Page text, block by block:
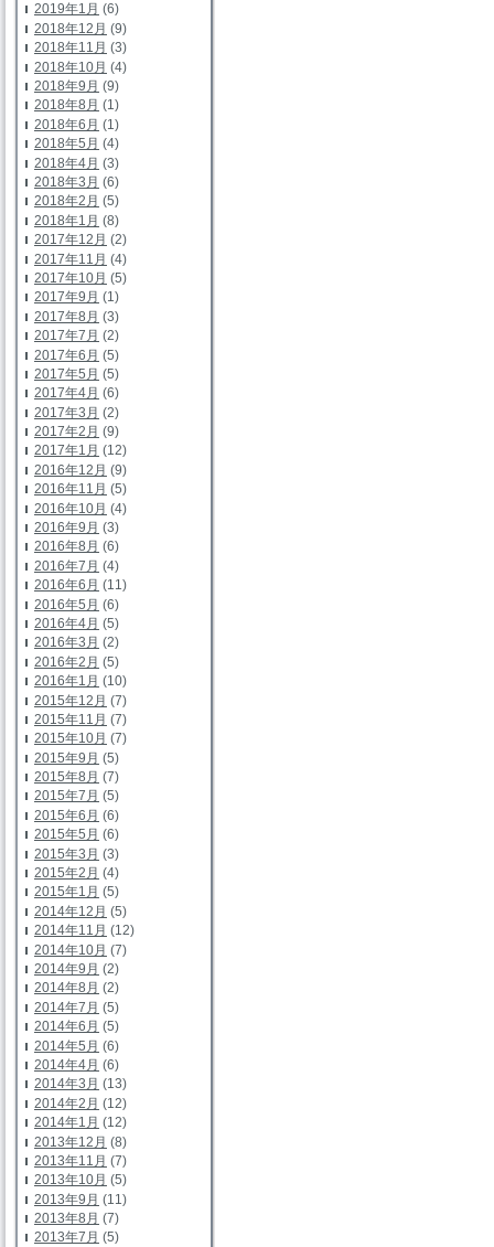
2019年1月 (6)
2018年12月 (9)
2018年11月 (3)
2018年10月 (4)
2018年9月 (9)
2018年8月 (1)
2018年6月 (1)
2018年5月 (4)
2018年4月 (3)
2018年3月 (6)
2018年2月 (5)
2018年1月 (8)
2017年12月 (2)
2017年11月 (4)
2017年10月 (5)
2017年9月 (1)
2017年8月 (3)
2017年7月 (2)
2017年6月 (5)
2017年5月 (5)
2017年4月 (6)
2017年3月 (2)
2017年2月 (9)
2017年1月 (12)
2016年12月 (9)
2016年11月 (5)
2016年10月 (4)
2016年9月 (3)
2016年8月 (6)
2016年7月 (4)
2016年6月 (11)
2016年5月 (6)
2016年4月 (5)
2016年3月 (2)
2016年2月 (5)
2016年1月 (10)
2015年12月 (7)
2015年11月 (7)
2015年10月 (7)
2015年9月 (5)
2015年8月 (7)
2015年7月 (5)
2015年6月 (6)
2015年5月 (6)
2015年3月 (3)
2015年2月 (4)
2015年1月 (5)
2014年12月 (5)
2014年11月 (12)
2014年10月 (7)
2014年9月 (2)
2014年8月 (2)
2014年7月 (5)
2014年6月 (5)
2014年5月 (6)
2014年4月 (6)
2014年3月 (13)
2014年2月 (12)
2014年1月 (12)
2013年12月 (8)
2013年11月 (7)
2013年10月 (5)
2013年9月 (11)
2013年8月 (7)
2013年7月 (5)